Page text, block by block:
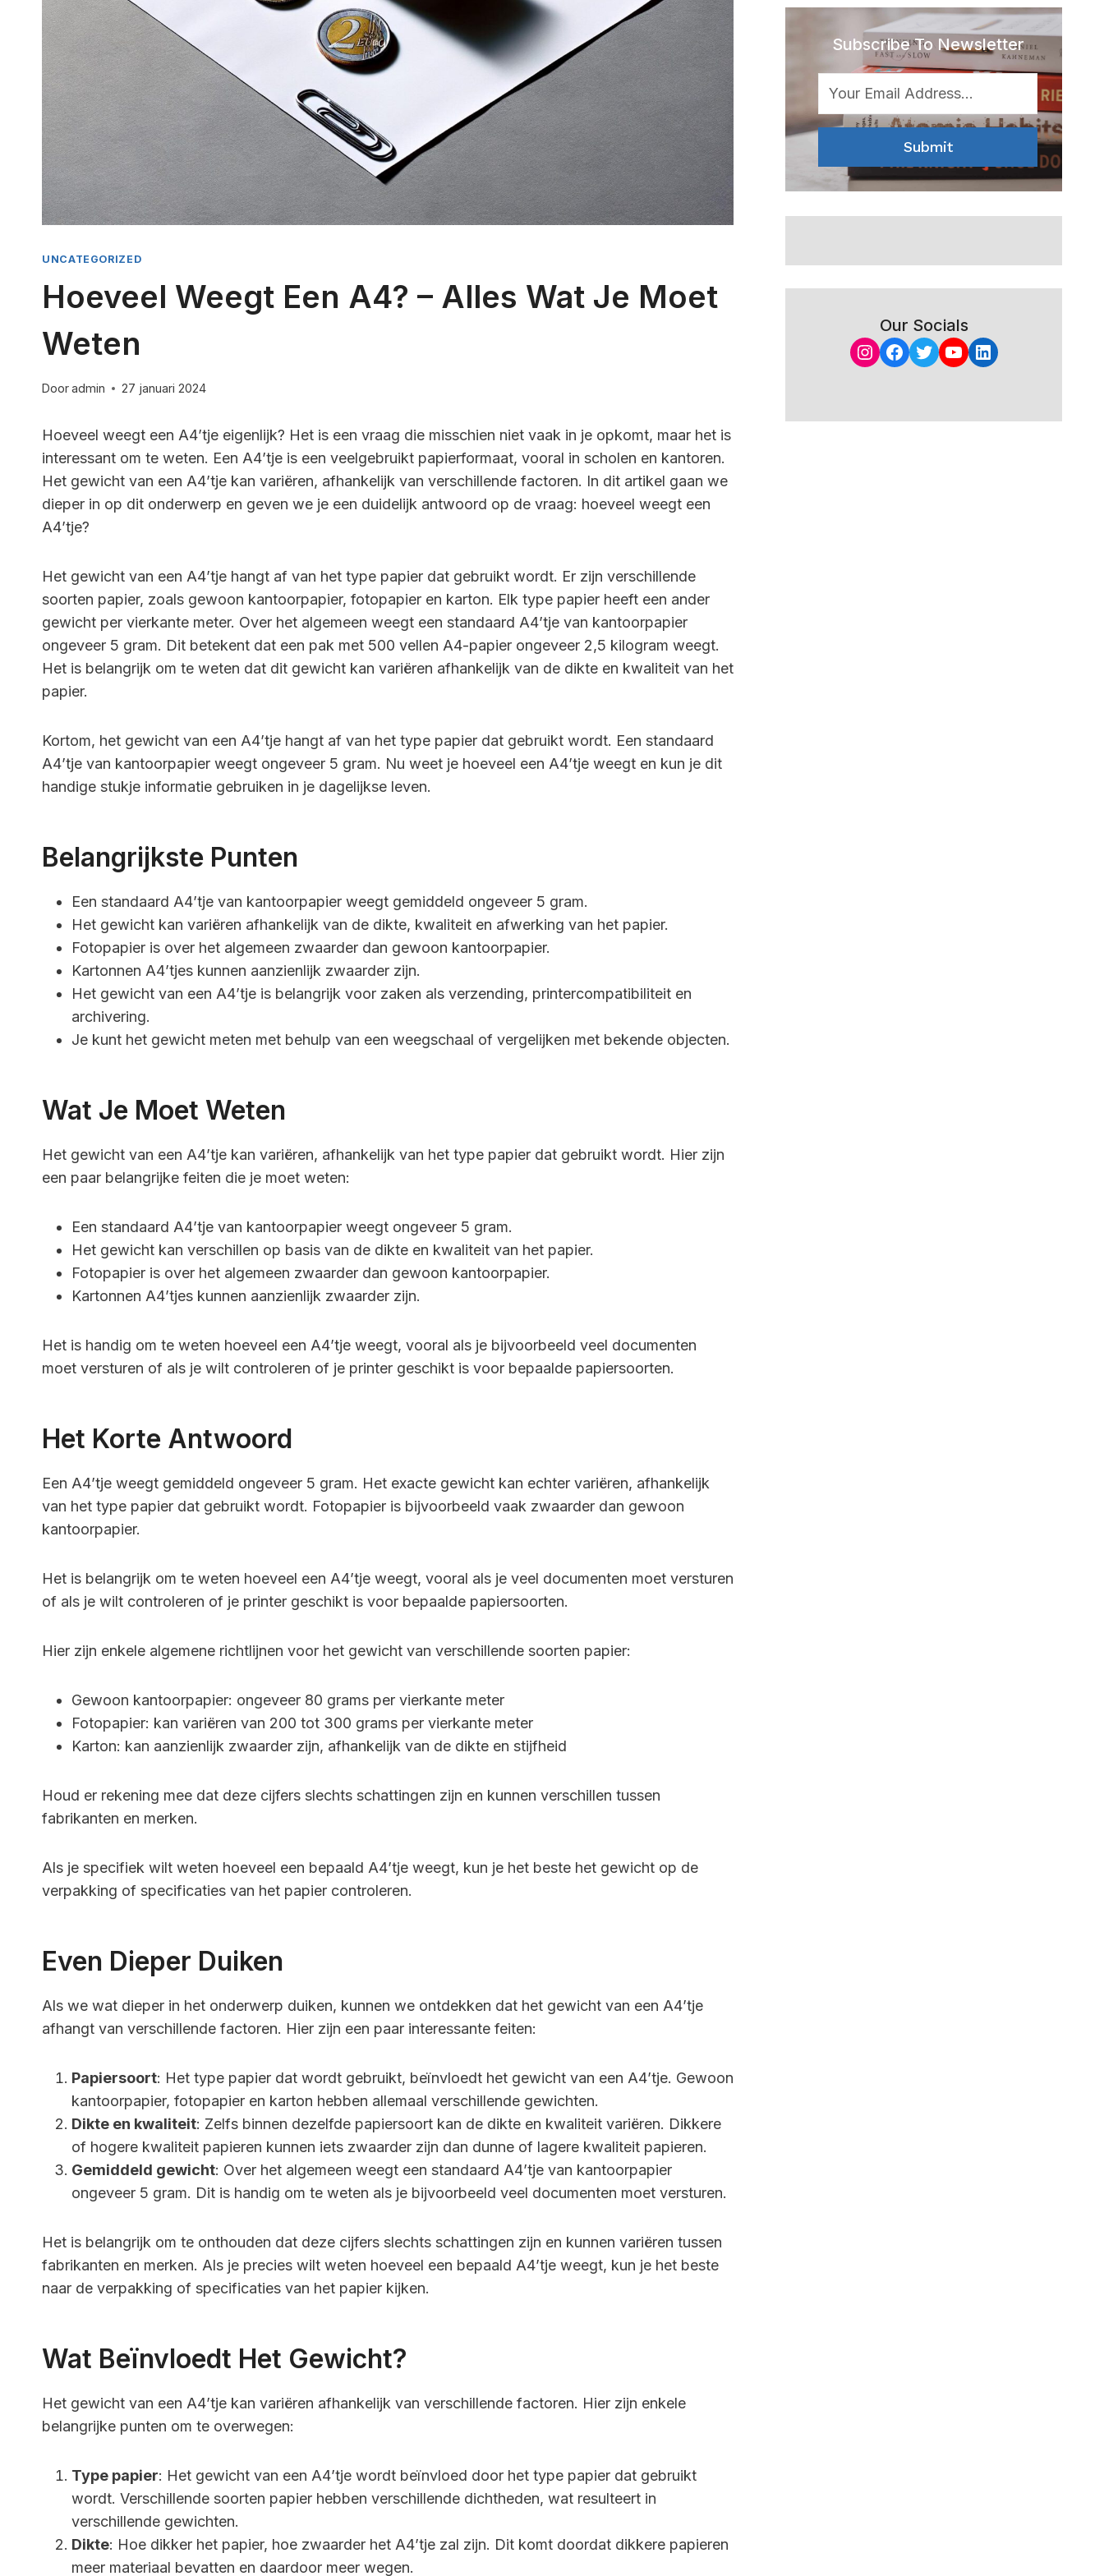
UNCATEGORIZED
Hoeveel Weegt Een A4? – Alles Wat Je Moet
Weten
Dooradmin 27 januari 2024
Hoeveel weegt een A4’tje eigenlijk? Het is een vraag die misschien niet vaak in je opkomt, maar het is
interessant om te weten. Een A4’tje is een veelgebruikt papierformaat, vooral in scholen en kantoren.
Het gewicht van een A4’tje kan variëren, afhankelijk van verschillende factoren. In dit artikel gaan we
dieper in op dit onderwerp en geven we je een duidelijk antwoord op de vraag: hoeveel weegt een
A4’tje?
Het gewicht van een A4’tje hangt af van het type papier dat gebruikt wordt. Er zijn verschillende
soorten papier, zoals gewoon kantoorpapier, fotopapier en karton. Elk type papier heeft een ander
gewicht per vierkante meter. Over het algemeen weegt een standaard A4’tje van kantoorpapier
ongeveer 5 gram. Dit betekent dat een pak met 500 vellen A4-papier ongeveer 2,5 kilogram weegt.
Het is belangrijk om te weten dat dit gewicht kan variëren afhankelijk van de dikte en kwaliteit van het
papier.
Kortom, het gewicht van een A4’tje hangt af van het type papier dat gebruikt wordt. Een standaard
A4’tje van kantoorpapier weegt ongeveer 5 gram. Nu weet je hoeveel een A4’tje weegt en kun je dit
handige stukje informatie gebruiken in je dagelijkse leven.
Belangrijkste Punten
Een standaard A4’tje van kantoorpapier weegt gemiddeld ongeveer 5 gram.
Het gewicht kan variëren afhankelijk van de dikte, kwaliteit en afwerking van het papier.
Fotopapier is over het algemeen zwaarder dan gewoon kantoorpapier.
Kartonnen A4’tjes kunnen aanzienlijk zwaarder zijn.
Het gewicht van een A4’tje is belangrijk voor zaken als verzending, printercompatibiliteit en
archivering.
Je kunt het gewicht meten met behulp van een weegschaal of vergelijken met bekende objecten.
Wat Je Moet Weten
Het gewicht van een A4’tje kan variëren, afhankelijk van het type papier dat gebruikt wordt. Hier zijn
een paar belangrijke feiten die je moet weten:
Een standaard A4’tje van kantoorpapier weegt ongeveer 5 gram.
Het gewicht kan verschillen op basis van de dikte en kwaliteit van het papier.
Fotopapier is over het algemeen zwaarder dan gewoon kantoorpapier.
Kartonnen A4’tjes kunnen aanzienlijk zwaarder zijn.
Het is handig om te weten hoeveel een A4’tje weegt, vooral als je bijvoorbeeld veel documenten
moet versturen of als je wilt controleren of je printer geschikt is voor bepaalde papiersoorten.
Het Korte Antwoord
Een A4’tje weegt gemiddeld ongeveer 5 gram. Het exacte gewicht kan echter variëren, afhankelijk
van het type papier dat gebruikt wordt. Fotopapier is bijvoorbeeld vaak zwaarder dan gewoon
kantoorpapier.
Het is belangrijk om te weten hoeveel een A4’tje weegt, vooral als je veel documenten moet versturen
of als je wilt controleren of je printer geschikt is voor bepaalde papiersoorten.
Hier zijn enkele algemene richtlijnen voor het gewicht van verschillende soorten papier:
Gewoon kantoorpapier: ongeveer 80 grams per vierkante meter
Fotopapier: kan variëren van 200 tot 300 grams per vierkante meter
Karton: kan aanzienlijk zwaarder zijn, afhankelijk van de dikte en stijfheid
Houd er rekening mee dat deze cijfers slechts schattingen zijn en kunnen verschillen tussen
fabrikanten en merken.
Als je specifiek wilt weten hoeveel een bepaald A4’tje weegt, kun je het beste het gewicht op de
verpakking of specificaties van het papier controleren.
Even Dieper Duiken
Als we wat dieper in het onderwerp duiken, kunnen we ontdekken dat het gewicht van een A4’tje
afhangt van verschillende factoren. Hier zijn een paar interessante feiten:
Papiersoort: Het type papier dat wordt gebruikt, beïnvloedt het gewicht van een A4’tje. Gewoon
kantoorpapier, fotopapier en karton hebben allemaal verschillende gewichten.
Dikte en kwaliteit: Zelfs binnen dezelfde papiersoort kan de dikte en kwaliteit variëren. Dikkere
of hogere kwaliteit papieren kunnen iets zwaarder zijn dan dunne of lagere kwaliteit papieren.
Gemiddeld gewicht: Over het algemeen weegt een standaard A4’tje van kantoorpapier
ongeveer 5 gram. Dit is handig om te weten als je bijvoorbeeld veel documenten moet versturen.
Het is belangrijk om te onthouden dat deze cijfers slechts schattingen zijn en kunnen variëren tussen
fabrikanten en merken. Als je precies wilt weten hoeveel een bepaald A4’tje weegt, kun je het beste
naar de verpakking of specificaties van het papier kijken.
Wat Beïnvloedt Het Gewicht?
Het gewicht van een A4’tje kan variëren afhankelijk van verschillende factoren. Hier zijn enkele
belangrijke punten om te overwegen:
Type papier: Het gewicht van een A4’tje wordt beïnvloed door het type papier dat gebruikt
wordt. Verschillende soorten papier hebben verschillende dichtheden, wat resulteert in
verschillende gewichten.
Dikte: Hoe dikker het papier, hoe zwaarder het A4’tje zal zijn. Dit komt doordat dikkere papieren
meer materiaal bevatten en daardoor meer wegen.
Subscribe To Newsletter
Submit
Our Socials
Instagram
Facebook
Twitter
YouTube
LinkedIn